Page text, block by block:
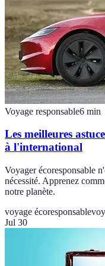
Voyage responsable6 min
Les meilleures
à l'international
Voyager écoresponsable
nécessité. Apprenez
notre planète.
voyage écoresponsable
Jul 30